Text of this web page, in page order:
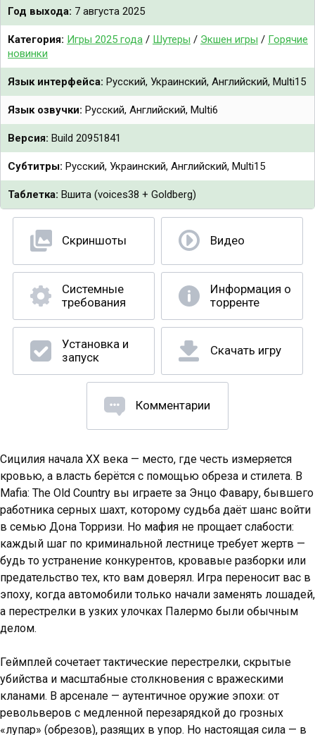
Год выхода: 7 августа 2025
Категория: Игры 2025 года / Шутеры / Экшен игры / Горячие
новинки
Язык интерфейса: Русский, Украинский, Английский, Multi15
Язык озвучки: Русский, Английский, Multi6
Версия: Build 20951841
Субтитры: Русский, Украинский, Английский, Multi15
Таблетка: Вшита (voices38 + Goldberg)
Скриншоты Видео
Системные
требования
Информация о
торренте
Установка и
запуск
Скачать игру
Комментарии
Сицилия начала XX века — место, где честь измеряется
кровью, а власть берётся с помощью обреза и стилета. В
Mafia: The Old Country вы играете за Энцо Фавару, бывшего
работника серных шахт, которому судьба даёт шанс войти
в семью Дона Торризи. Но мафия не прощает слабости:
каждый шаг по криминальной лестнице требует жертв —
будь то устранение конкурентов, кровавые разборки или
предательство тех, кто вам доверял. Игра переносит вас в
эпоху, когда автомобили только начали заменять лошадей,
а перестрелки в узких улочках Палермо были обычным
делом.
Геймплей сочетает тактические перестрелки, скрытые
убийства и масштабные столкновения с вражескими
кланами. В арсенале — аутентичное оружие эпохи: от
револьверов с медленной перезарядкой до грозных
«лупар» (обрезов), разящих в упор. Но настоящая сила — в